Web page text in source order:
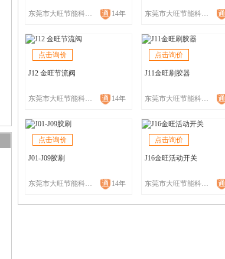
东莞市大旺节能科技有限公司 14年 东莞市大旺节能科技有限公司
点击询价
J12 金旺节流阀
东莞市大旺节能科技有限公司 14年
点击询价
J11金旺刷胶器
东莞市大旺节能科技有限公司
点击询价
J01-J09胶刷
东莞市大旺节能科技有限公司 14年
点击询价
J16金旺活动开关
东莞市大旺节能科技有限公司